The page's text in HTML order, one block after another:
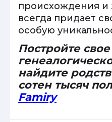
происхождения и
всегда придает
особую
Постройте свое
найдите
сотен тысяч
Famiry